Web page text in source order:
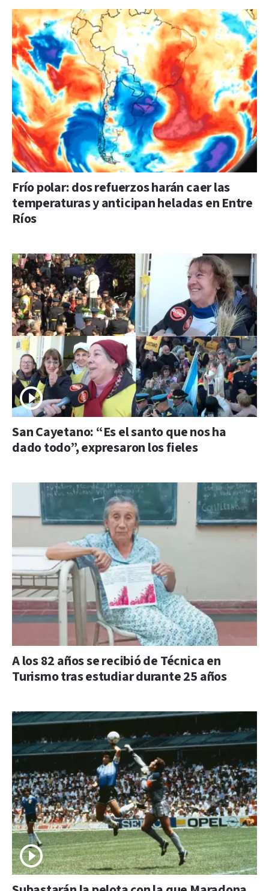
Frío polar: dos refuerzos harán caer las
temperaturas y anticipan heladas en Entre
Ríos
San Cayetano: “Es el santo que nos ha
dado todo”, expresaron los fieles
A los 82 años se recibió de Técnica en
Turismo tras estudiar durante 25 años